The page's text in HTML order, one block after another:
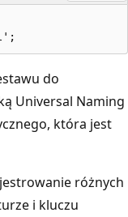
do
Universal Naming
która jest
różnych
i kluczu